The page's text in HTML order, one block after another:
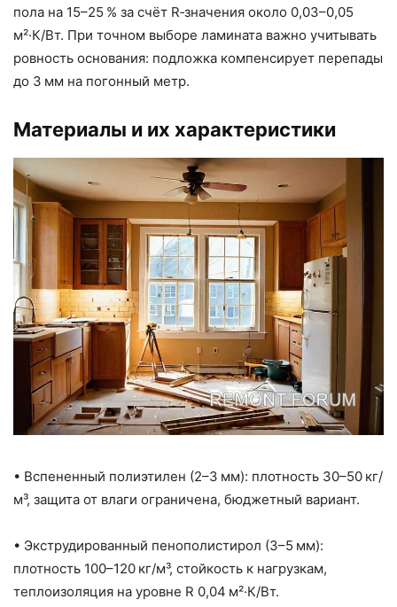
пола на 15–25 % за счёт R‑значения около 0,03–0,05
м²·К/Вт. При точном выборе ламината важно учитывать
ровность основания: подложка компенсирует перепады
до 3 мм на погонный метр.
Материалы и их характеристики
• Вспененный полиэтилен (2–3 мм): плотность 30–50 кг/
м³, защита от влаги ограничена, бюджетный вариант.
• Экструдированный пенополистирол (3–5 мм):
плотность 100–120 кг/м³, стойкость к нагрузкам,
теплоизоляция на уровне R 0,04 м²·К/Вт.